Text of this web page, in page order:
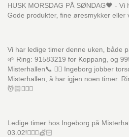
HUSK MORSDAG PÅ SØNDAG🖤 -
Gode produkter, fine øresmykker eller
Vi har ledige timer denne uken, både
🌱 Ring: 91583219 for Koppang, og
Misterhallen📞 👉🏽 Ingeborg jobber
Misterhallen, å har igjen noen timer.
💆🏻💆🏼‍♂️
Ledige timer hos Ingeborg på
03.02!💆🏼‍♂️💇🏻